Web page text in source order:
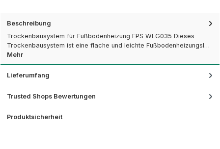
Beschreibung
Trockenbausystem für Fußbodenheizung EPS WLG035 Dieses
Trockenbausystem ist eine flache und leichte Fußbodenheizungsl…
Mehr
Lieferumfang
Trusted Shops Bewertungen
Produktsicherheit